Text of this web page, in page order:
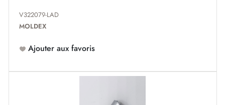
V322079-LAD
MOLDEX
Ajouter aux favoris